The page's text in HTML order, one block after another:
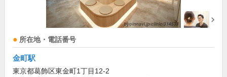
所在地・電話番号
金町駅
東京都葛飾区東金町1丁目12-2